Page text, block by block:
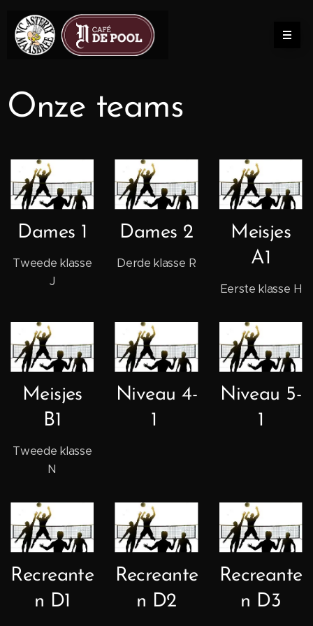
Onze teams
Dames 1
Tweede klasse
J
Dames 2
Derde klasse R
Meisjes
A1
Eerste klasse H
Meisjes
B1
Tweede klasse
N
Niveau 4-
1
Niveau 5-
1
Recreante
n D1
Recreante
n D2
Recreante
n D3